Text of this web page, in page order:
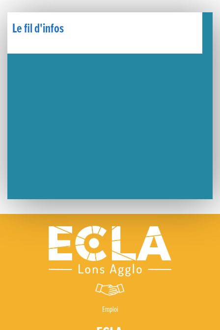
Le Carnavélo 2025 a illuminé Lons-le-Saunier !
Travaux de raccordement de la nouvelle conduite d’eau à Lons-le-Saunier
Le fil d'infos
Emploi